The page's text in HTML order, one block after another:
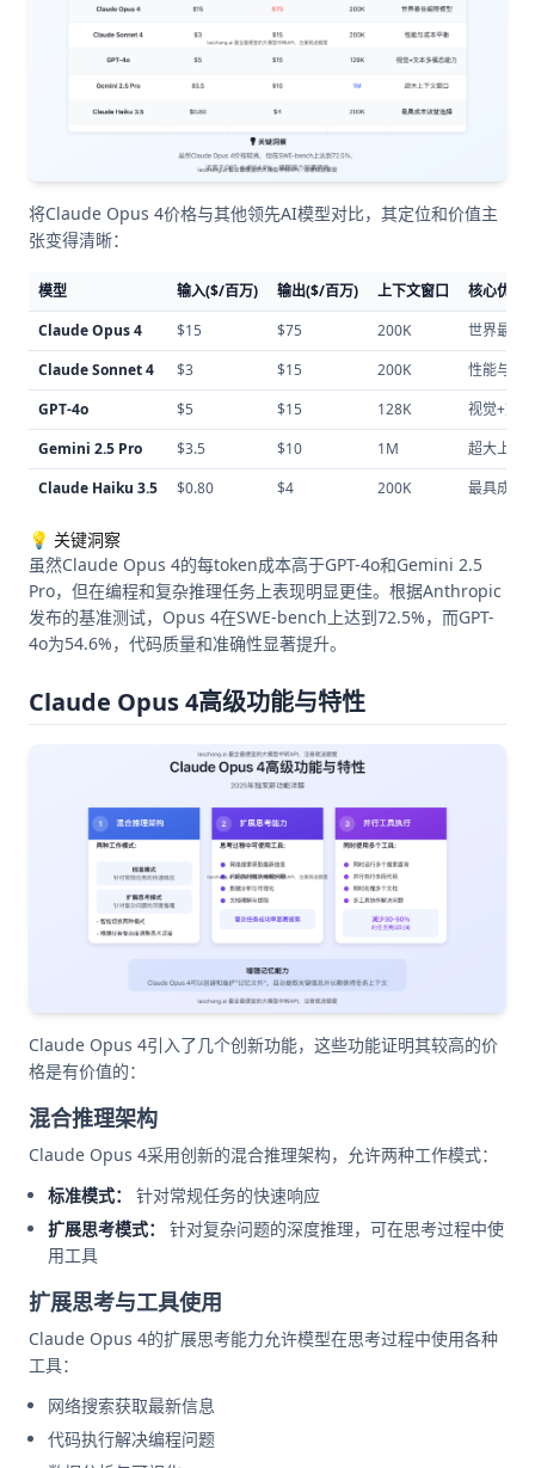
将Claude Opus 4价格与其他领先AI模型对比，其定位和价值主
张变得清晰：
模型 输入($/百万) 输出($/百万) 上下文窗口
核心优势
Claude Opus 4
$15 $75 200K
世界最佳
Claude Sonnet 4
$3 $15 200K
性能与成
GPT-4o
$5 $15 128K
视觉+文
Gemini 2.5 Pro
$3.5 $10 1M
超大上下
Claude Haiku 3.5
$0.80 $4 200K 最具成本
💡 关键洞察
虽然Claude Opus 4的每token成本高于GPT-4o和Gemini 2.5
Pro，但在编程和复杂推理任务上表现明显更佳。根据Anthropic
发布的基准测试，Opus 4在SWE-bench上达到72.5%，而GPT-
4o为54.6%，代码质量和准确性显著提升。
Claude Opus 4高级功能与特性
Claude Opus 4引入了几个创新功能，这些功能证明其较高的价
格是有价值的：
混合推理架构
Claude Opus 4采用创新的混合推理架构，允许两种工作模式：
标准模式：
针对常规任务的快速响应
扩展思考模式：
针对复杂问题的深度推理，可在思考过程中使
用工具
扩展思考与工具使用
Claude Opus 4的扩展思考能力允许模型在思考过程中使用各种
工具：
网络搜索获取最新信息
代码执行解决编程问题